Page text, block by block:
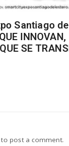
Santiago
INNOVAN,
SE
to post a comment.